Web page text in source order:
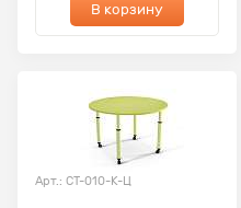
В корзину
Арт.: СТ-010-К-Ц